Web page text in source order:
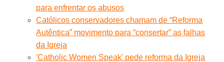
para enfrentar os abusos
Católicos conservadores chamam de “Reforma
Autêntica” movimento para “consertar” as falhas
da Igreja
'Catholic Women Speak' pede reforma da Igreja